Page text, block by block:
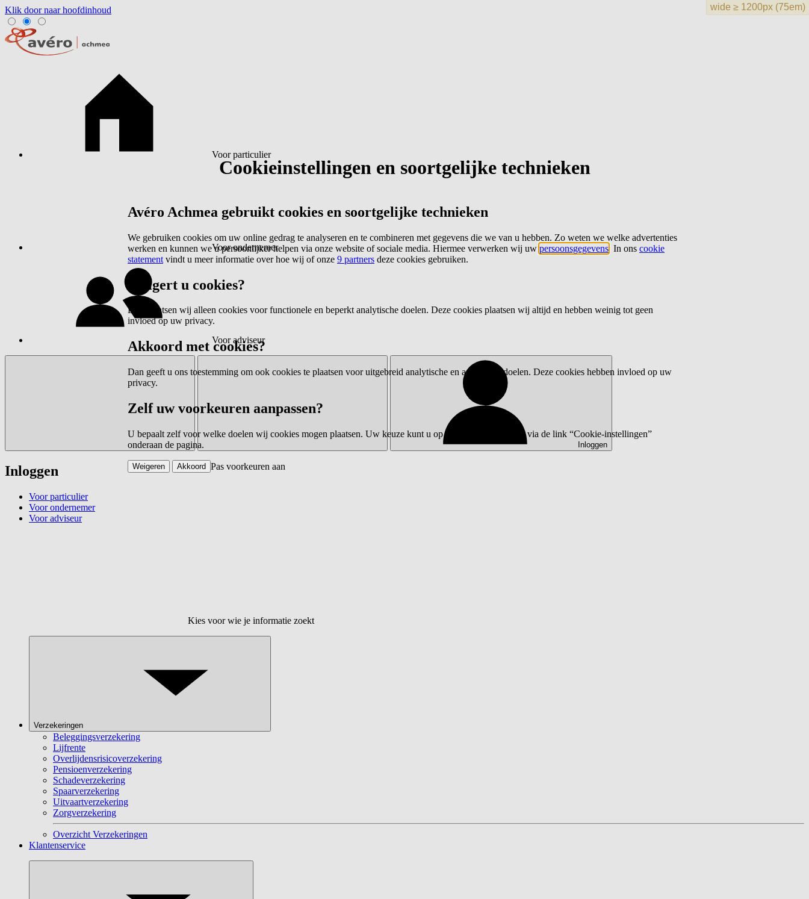
Klik door naar hoofdinhoud
Voor particulier
Voor ondernemer
Voor adviseur
Inloggen
Inloggen
Voor particulier
Voor ondernemer
Voor adviseur
Kies voor wie je informatie zoekt
Verzekeringen
Beleggingsverzekering
Lijfrente
Overlijdensrisicoverzekering
Pensioenverzekering
Schadeverzekering
Spaarverzekering
Uitvaartverzekering
Zorgverzekering
Overzicht Verzekeringen
Klantenservice
Cookieinstellingen en soortgelijke technieken
Avéro Achmea gebruikt cookies en soortgelijke technieken
We gebruiken cookies om uw online gedrag te analyseren en te combineren met gegevens die we van u hebben. Zo weten we welke advertenties
werken en kunnen we u persoonlijker helpen via onze website of sociale media. Hiermee verwerken wij uw persoonsgegevens . In ons cookie
statement vindt u meer informatie over hoe wij of onze 9 partners deze cookies gebruiken.
Weigert u cookies?
Dan plaatsen wij alleen cookies voor functionele en beperkt analytische doelen. Deze cookies plaatsen wij altijd en hebben weinig tot geen
invloed op uw privacy.
Akkoord met cookies?
Dan geeft u ons toestemming om ook cookies te plaatsen voor uitgebreid analytische en advertentiedoelen. Deze cookies hebben invloed op uw
privacy.
Zelf uw voorkeuren aanpassen?
U bepaalt zelf voor welke doelen wij cookies mogen plaatsen. Uw keuze kunt u op elk moment wijzigen via de link “Cookie-instellingen”
onderaan de pagina.
Pas voorkeuren aan
Weigeren Akkoord